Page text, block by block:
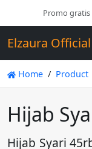
Promo
Elzaura Official
Home Product
Hijab
Hijab Syari